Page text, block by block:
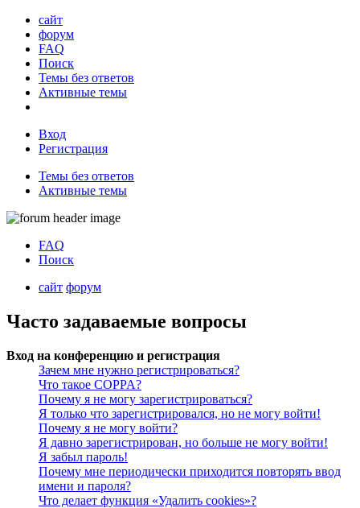
сайт
форум
FAQ
Поиск
Темы без ответов
Активные темы
Вход
Регистрация
Темы без ответов
Активные темы
FAQ
Поиск
сайт форум
Часто задаваемые вопросы
Вход на конференцию и регистрация
Зачем мне нужно регистрироваться?
Что такое COPPA?
Почему я не могу зарегистрироваться?
Я только что зарегистрировался, но не могу войти!
Почему я не могу войти?
Я давно зарегистрирован, но больше не могу войти!
Я забыл пароль!
Почему мне периодически приходится повторять ввод
имени и пароля?
Что делает функция «Удалить cookies»?